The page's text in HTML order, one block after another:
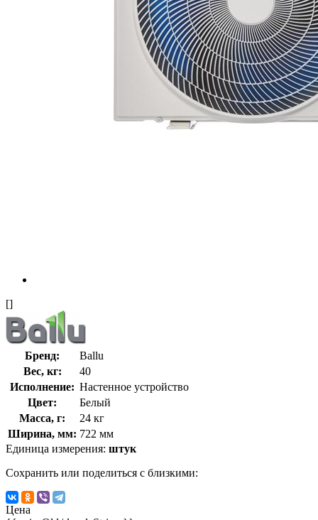
[]
Бренд:
Ballu
Вес, кг:
40
Исполнение: Настенное устройство
Цвет:
Белый
Масса, г:
24 кг
Ширина, мм: 722 мм
Единица измерения: штук
Сохранить или поделиться с близкими:
Цена